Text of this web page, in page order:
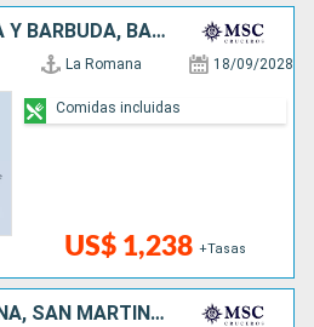
SAN MARTÍN, ANTIGUA Y BARBUDA, BARBADOS, REPÚBLICA DOMINICANA
La Romana 18/09/2028
US$ 1,238 +Tasas
Comidas incluidas
REPÚBLICA DOMINICANA, SAN MARTÍN, ANTIGUA Y BARBUDA, ARUBA, GRENADA